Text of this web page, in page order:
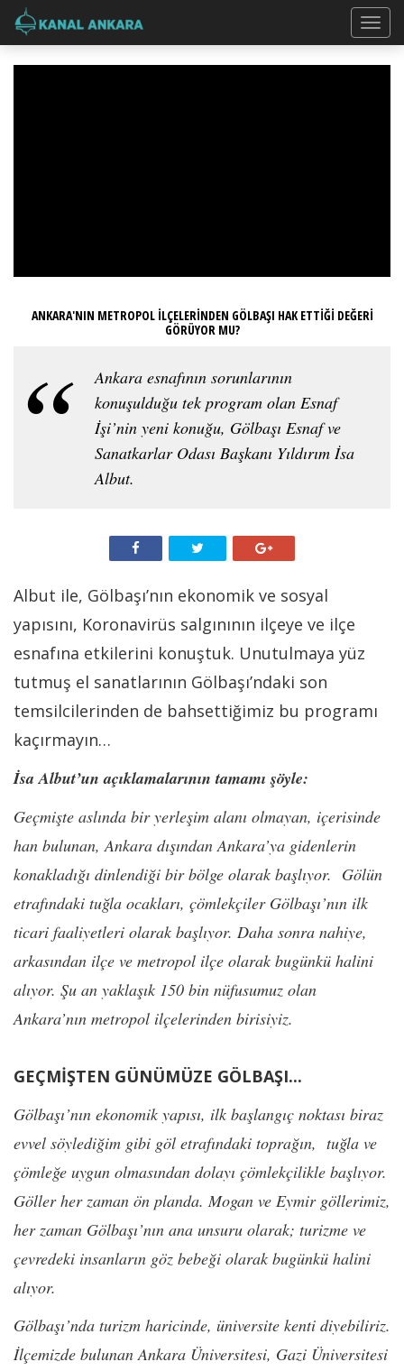
ANKARA'NIN METROPOL İLÇELERİNDEN GÖLBAŞI HAK ETTİĞİ DEĞERİ
GÖRÜYOR MU?
Ankara esnafının sorunlarının
konuşulduğu tek program olan Esnaf
İşi’nin yeni konuğu, Gölbaşı Esnaf ve
Sanatkarlar Odası Başkanı Yıldırım İsa
Albut.
Albut ile, Gölbaşı’nın ekonomik ve sosyal
yapısını, Koronavirüs salgınının ilçeye ve ilçe
esnafına etkilerini konuştuk. Unutulmaya yüz
tutmuş el sanatlarının Gölbaşı’ndaki son
temsilcilerinden de bahsettiğimiz bu programı
kaçırmayın…
İsa Albut’un açıklamalarının tamamı şöyle:
Geçmişte aslında bir yerleşim alanı olmayan, içerisinde
han bulunan, Ankara dışından Ankara’ya gidenlerin
konakladığı dinlendiği bir bölge olarak başlıyor. Gölün
etrafındaki tuğla ocakları, çömlekçiler Gölbaşı’nın ilk
ticari faaliyetleri olarak başlıyor. Daha sonra nahiye,
arkasından ilçe ve metropol ilçe olarak bugünkü halini
alıyor. Şu an yaklaşık 150 bin nüfusumuz olan
Ankara’nın metropol ilçelerinden birisiyiz.
GEÇMİŞTEN GÜNÜMÜZE GÖLBAŞI...
Gölbaşı’nın ekonomik yapısı, ilk başlangıç noktası biraz
evvel söylediğim gibi göl etrafındaki toprağın, tuğla ve
çömleğe uygun olmasından dolayı çömlekçilikle başlıyor.
Göller her zaman ön planda. Mogan ve Eymir göllerimiz,
her zaman Gölbaşı’nın ana unsuru olarak; turizme ve
çevredeki insanların göz bebeği olarak bugünkü halini
alıyor.
Gölbaşı’nda turizm haricinde, üniversite kenti diyebiliriz.
İlçemizde bulunan Ankara Üniversitesi, Gazi Üniversitesi